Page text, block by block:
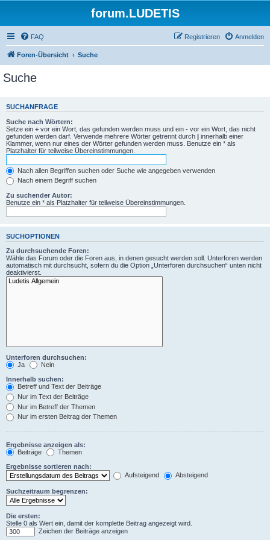
forum.LUDETIS
FAQ Anmelden
Registrieren
Foren-Übersicht Suche
Suche
SUCHANFRAGE
Suche nach Wörtern:
Setze ein + vor ein Wort, das gefunden werden muss und ein - vor ein Wort, das nicht
gefunden werden darf. Verwende mehrere Wörter getrennt durch | innerhalb einer
Klammer, wenn nur eines der Wörter gefunden werden muss. Benutze ein * als
Platzhalter für teilweise Übereinstimmungen.
Nach allen Begriffen suchen oder Suche wie angegeben verwenden
Nach einem Begriff suchen
Zu suchender Autor:
Benutze ein * als Platzhalter für teilweise Übereinstimmungen.
SUCHOPTIONEN
Zu durchsuchende Foren:
Wähle das Forum oder die Foren aus, in denen gesucht werden soll. Unterforen werden
automatisch mit durchsucht, sofern du die Option „Unterforen durchsuchen“ unten nicht
deaktivierst.
Unterforen durchsuchen:
Ja
Nein
Innerhalb suchen:
Betreff und Text der Beiträge
Nur im Text der Beiträge
Nur im Betreff der Themen
Nur im ersten Beitrag der Themen
Ergebnisse anzeigen als:
Beiträge
Themen
Ergebnisse sortieren nach:
Aufsteigend
Absteigend
Suchzeitraum begrenzen:
Die ersten:
Stelle 0 als Wert ein, damit der komplette Beitrag angezeigt wird.
Zeichen der Beiträge anzeigen